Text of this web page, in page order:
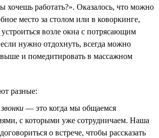
хочешь работать?». Оказалось, что можно
место за столом или в коворкинге,
возле окна с потрясающим
нужно отдохнуть, всегда можно
выше и помедитировать в массажном
разные:
— это когда мы общаемся
с которыми уже сотрудничаем. Наша
о встрече, чтобы рассказать